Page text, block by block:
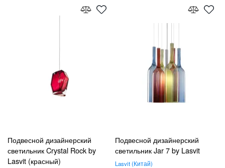
Подвесной дизайнерский
светильник Crystal Rock by
Lasvit (красный)
Подвесной дизайнерский
светильник Jar 7 by Lasvit
Lasvit Китай